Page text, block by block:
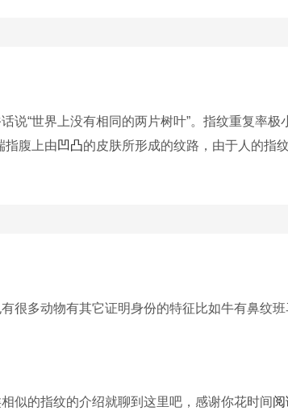
说“世界上没有相同的两片树叶”。指纹重复率
指腹上由凹凸的皮肤所形成的纹路，由于人的指
很多动物有其它证明身份的特征比如牛有鼻纹
似的指纹的介绍就聊到这里吧，感谢你花时间